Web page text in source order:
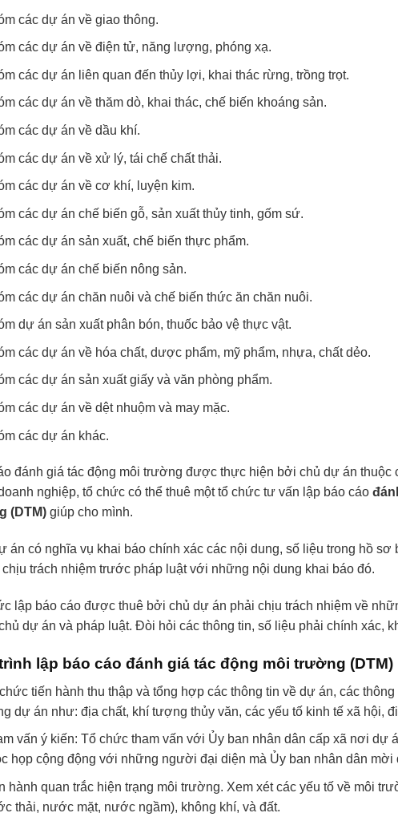
các dự án về giao thông.
các dự án về điện tử, năng lượng, phóng xạ.
các dự án liên quan đến thủy lợi, khai thác rừng, trồng trọt.
các dự án về thăm dò, khai thác, chế biến khoáng sản.
các dự án về dầu khí.
các dự án về xử lý, tái chế chất thải.
các dự án về cơ khí, luyện kim.
các dự án chế biến gỗ, sản xuất thủy tinh, gốm sứ.
các dự án sản xuất, chế biến thực phẩm.
các dự án chế biến nông sản.
các dự án chăn nuôi và chế biến thức ăn chăn nuôi.
dự án sản xuất phân bón, thuốc bảo vệ thực vật.
các dự án về hóa chất, dược phẩm, mỹ phẩm, nhựa, chất dẻo.
các dự án sản xuất giấy và văn phòng phẩm.
các dự án về dệt nhuộm và may mặc.
các dự án khác.
đánh giá tác động môi trường được thực hiện bởi chủ dự án thuộc
nghiệp, tổ chức có thể thuê một tổ chức tư vấn lập báo cáo
(DTM) giúp cho mình.
án có nghĩa vụ khai báo chính xác các nội dung, số liệu trong hồ sơ
trách nhiệm trước pháp luật với những nội dung khai báo đó.
lập báo cáo được thuê bởi chủ dự án phải chịu trách nhiệm về
dự án và pháp luật. Đòi hỏi các thông tin, số liệu phải chính xác,
lập báo cáo đánh giá tác động môi trường (DTM)
tiến hành thu thập và tổng hợp các thông tin về dự án, các
dự án như: địa chất, khí tượng thủy văn, các yếu tố kinh tế xã hội,
vấn ý kiến: Tổ chức tham vấn với Ủy ban nhân dân cấp xã nơi dự
họp cộng động với những người đại diện mà Ủy ban nhân dân mời
hành quan trắc hiện trạng môi trường. Xem xét các yếu tố về môi
thải, nước mặt, nước ngầm), không khí, và đất.